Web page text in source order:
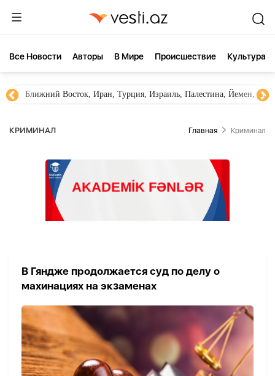
Все Новости Aвторы В Мире Происшествие Культура
Ближний Восток, Иран, Турция, Израиль, Палестина, Йемен,
КРИМИНАЛ Главная Криминал
В Гяндже продолжается суд по делу о
махинациях на экзаменах